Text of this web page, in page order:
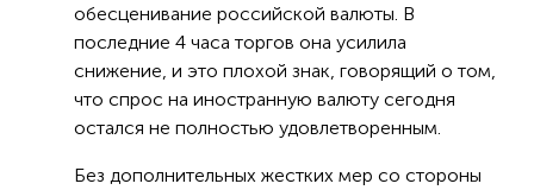
обесценивание российской валюты. В
последние 4 часа торгов она усилила
снижение, и это плохой знак, говорящий о том,
что спрос на иностранную валюту сегодня
остался не полностью удовлетворенным.
Без дополнительных жестких мер со стороны